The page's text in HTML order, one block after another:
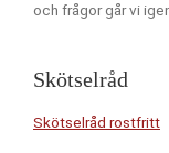
och frågor går vi
Skötselråd
Skötselråd rostfritt